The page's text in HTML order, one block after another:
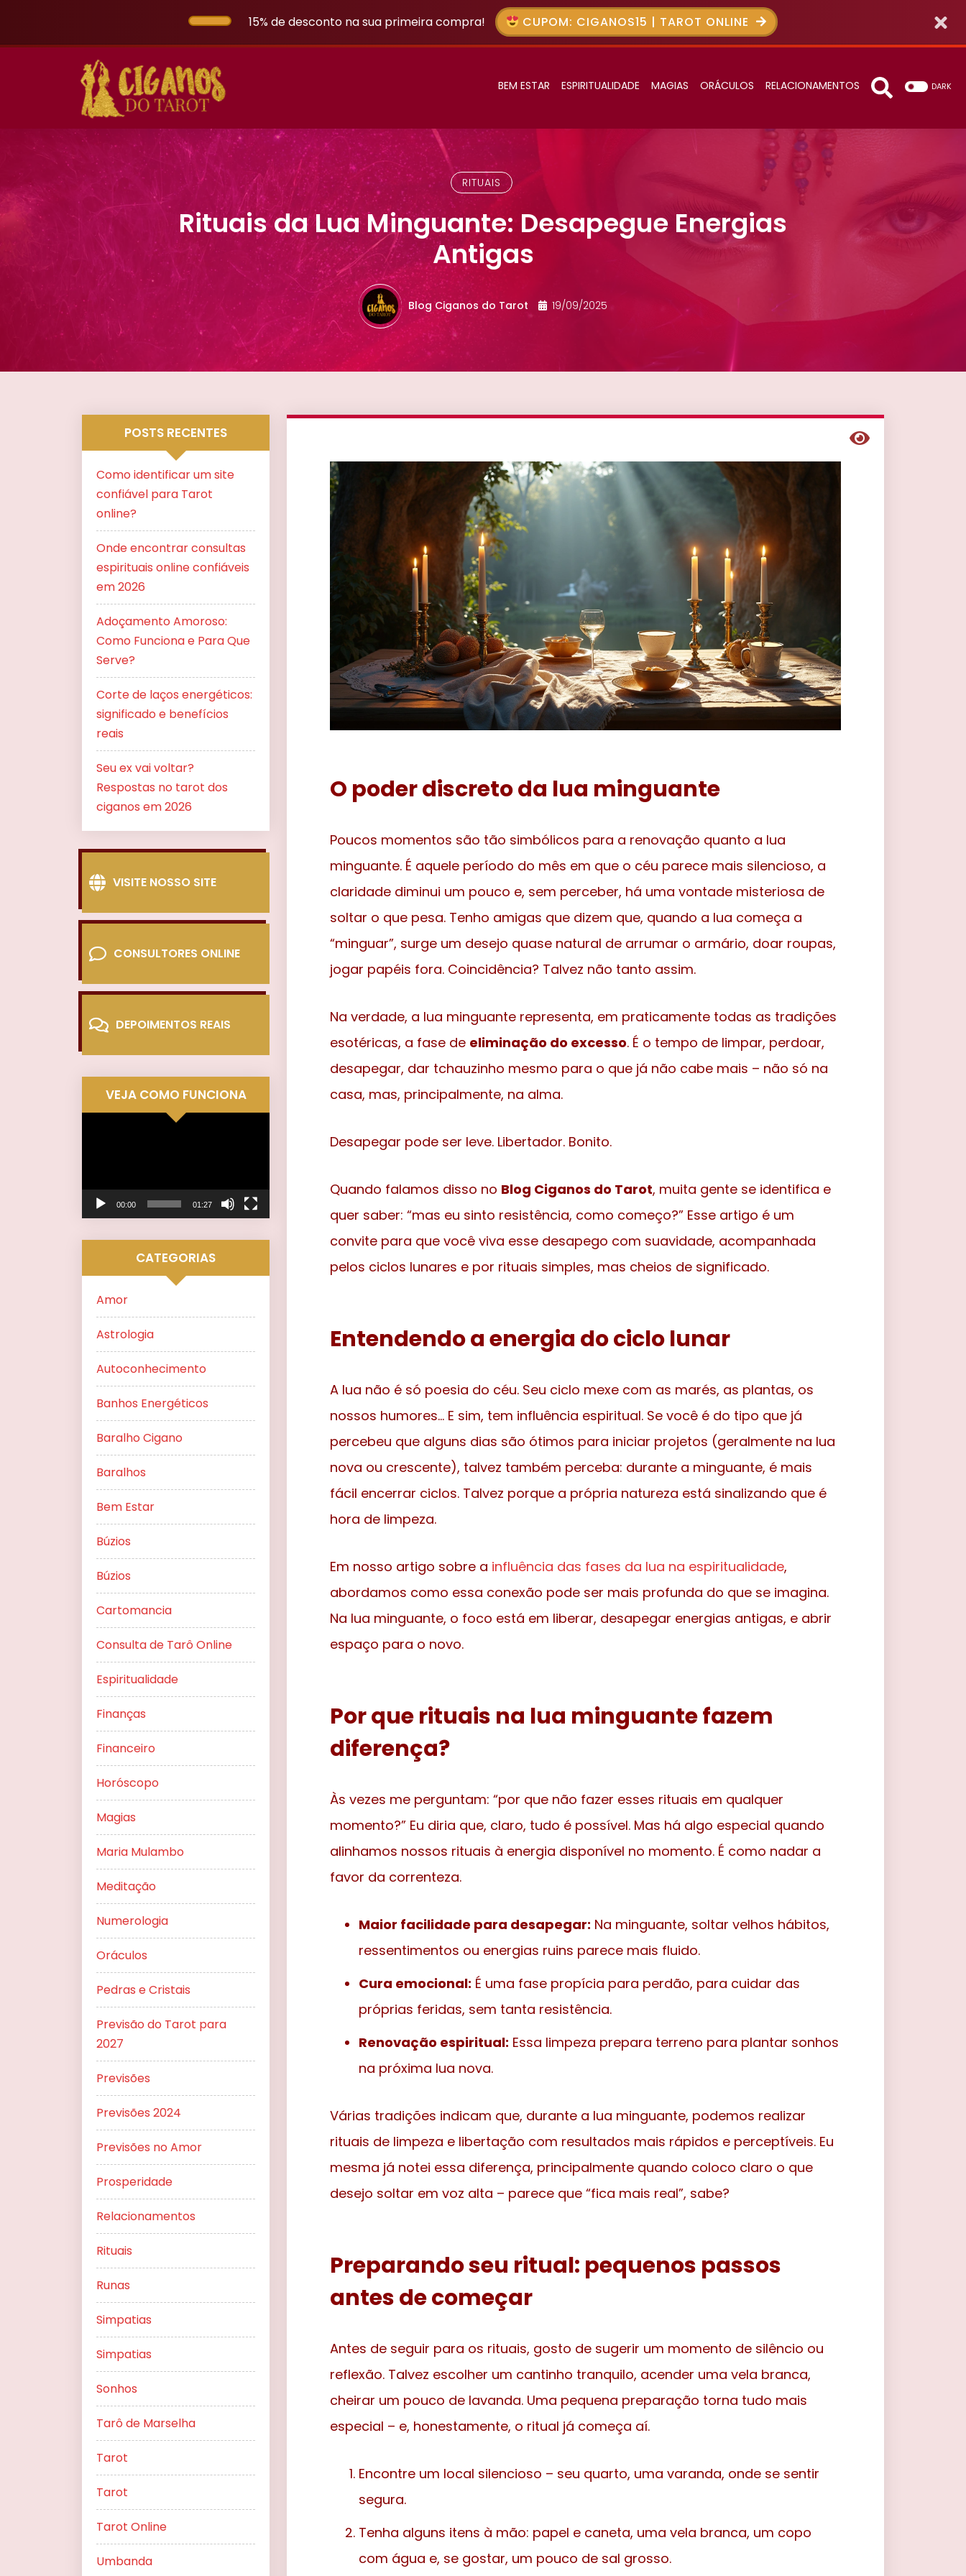
15% de desconto na sua primeira compra! CUPOM: CIGANOS15 | TAROT ONLINE
BEM ESTAR ESPIRITUALIDADE MAGIAS ORÁCULOS RELACIONAMENTOS DARK
RITUAIS
Rituais da Lua Minguante: Desapegue Energias
Antigas
Blog Ciganos do Tarot 19/09/2025
O poder discreto da lua minguante
Poucos momentos são tão simbólicos para a renovação quanto a lua
minguante. É aquele período do mês em que o céu parece mais silencioso, a
claridade diminui um pouco e, sem perceber, há uma vontade misteriosa de
soltar o que pesa. Tenho amigas que dizem que, quando a lua começa a
“minguar”, surge um desejo quase natural de arrumar o armário, doar roupas,
jogar papéis fora. Coincidência? Talvez não tanto assim.
Na verdade, a lua minguante representa, em praticamente todas as tradições
esotéricas, a fase de eliminação do excesso. É o tempo de limpar, perdoar,
desapegar, dar tchauzinho mesmo para o que já não cabe mais – não só na
casa, mas, principalmente, na alma.
Desapegar pode ser leve. Libertador. Bonito.
Quando falamos disso no Blog Ciganos do Tarot, muita gente se identifica e
quer saber: “mas eu sinto resistência, como começo?” Esse artigo é um
convite para que você viva esse desapego com suavidade, acompanhada
pelos ciclos lunares e por rituais simples, mas cheios de significado.
Entendendo a energia do ciclo lunar
A lua não é só poesia do céu. Seu ciclo mexe com as marés, as plantas, os
nossos humores… E sim, tem influência espiritual. Se você é do tipo que já
percebeu que alguns dias são ótimos para iniciar projetos (geralmente na lua
nova ou crescente), talvez também perceba: durante a minguante, é mais
fácil encerrar ciclos. Talvez porque a própria natureza está sinalizando que é
hora de limpeza.
Em nosso artigo sobre a influência das fases da lua na espiritualidade,
abordamos como essa conexão pode ser mais profunda do que se imagina.
Na lua minguante, o foco está em liberar, desapegar energias antigas, e abrir
espaço para o novo.
Por que rituais na lua minguante fazem
diferença?
Às vezes me perguntam: “por que não fazer esses rituais em qualquer
momento?” Eu diria que, claro, tudo é possível. Mas há algo especial quando
alinhamos nossos rituais à energia disponível no momento. É como nadar a
favor da correnteza.
Maior facilidade para desapegar: Na minguante, soltar velhos hábitos,
ressentimentos ou energias ruins parece mais fluido.
Cura emocional: É uma fase propícia para perdão, para cuidar das
próprias feridas, sem tanta resistência.
Renovação espiritual: Essa limpeza prepara terreno para plantar sonhos
na próxima lua nova.
Várias tradições indicam que, durante a lua minguante, podemos realizar
rituais de limpeza e libertação com resultados mais rápidos e perceptíveis. Eu
mesma já notei essa diferença, principalmente quando coloco claro o que
desejo soltar em voz alta – parece que “fica mais real”, sabe?
Preparando seu ritual: pequenos passos
antes de começar
Antes de seguir para os rituais, gosto de sugerir um momento de silêncio ou
reflexão. Talvez escolher um cantinho tranquilo, acender uma vela branca,
cheirar um pouco de lavanda. Uma pequena preparação torna tudo mais
especial – e, honestamente, o ritual já começa aí.
Encontre um local silencioso – seu quarto, uma varanda, onde se sentir
segura.
Tenha alguns itens à mão: papel e caneta, uma vela branca, um copo
com água e, se gostar, um pouco de sal grosso.
POSTS RECENTES
Como identificar um site
confiável para Tarot
online?
Onde encontrar consultas
espirituais online confiáveis
em 2026
Adoçamento Amoroso:
Como Funciona e Para Que
Serve?
Corte de laços energéticos:
significado e benefícios
reais
Seu ex vai voltar?
Respostas no tarot dos
ciganos em 2026
VISITE NOSSO SITE
CONSULTORES ONLINE
DEPOIMENTOS REAIS
VEJA COMO FUNCIONA
00:00 01:27
CATEGORIAS
Amor
Astrologia
Autoconhecimento
Banhos Energéticos
Baralho Cigano
Baralhos
Bem Estar
Búzios
Búzios
Cartomancia
Consulta de Tarô Online
Espiritualidade
Finanças
Financeiro
Horóscopo
Magias
Maria Mulambo
Meditação
Numerologia
Oráculos
Pedras e Cristais
Previsão do Tarot para
2027
Previsões
Previsões 2024
Previsões no Amor
Prosperidade
Relacionamentos
Rituais
Runas
Simpatias
Simpatias
Sonhos
Tarô de Marselha
Tarot
Tarot
Tarot Online
Umbanda